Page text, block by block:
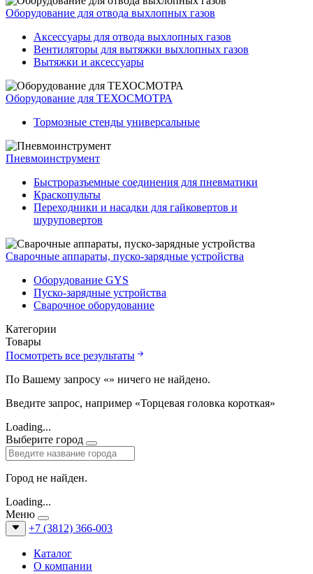
Оборудование для отвода выхлопных газов
Аксессуары для отвода выхлопных газов
Вентиляторы для вытяжки выхлопных газов
Вытяжки и аксессуары
Оборудование для ТЕХОСМОТРА
Тормозные стенды универсальные
Пневмоинструмент
Быстроразъемные соединения для пневматики
Краскопульты
Переходники и насадки для гайковертов и
шуруповертов
Сварочные аппараты, пуско-зарядные устройства
Оборудование GYS
Пуско-зарядные устройства
Сварочное оборудование
Категории
Товары
Посмотреть все результаты
По Вашему запросу «» ничего не найдено.
Введите запрос, например «Торцевая головка короткая»
Loading...
Выберите город
Город не найден.
Loading...
Меню
+7 (3812) 366-003
Каталог
О компании